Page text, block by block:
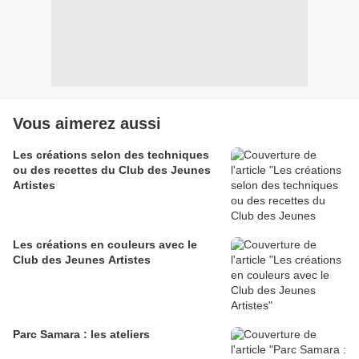
Vous aimerez aussi
Les créations selon des techniques
ou des recettes du Club des Jeunes
Artistes
Les créations en couleurs avec le
Club des Jeunes Artistes
Parc Samara : les ateliers